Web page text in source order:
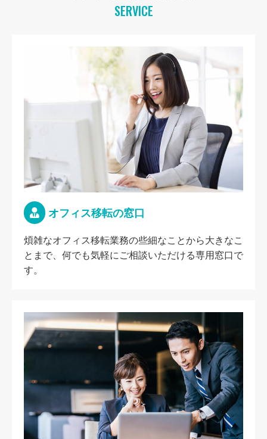
SERVICE
オフィス移転の窓口
煩雑なオフィス移転業務の些細なことから大きなこ
とまで、何でも気軽にご相談いただける専用窓口で
す。